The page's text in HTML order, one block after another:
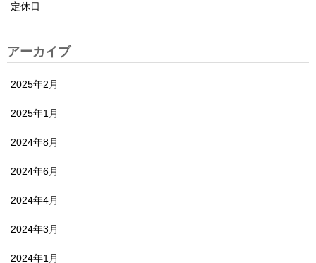
定休日
アーカイブ
2025年2月
2025年1月
2024年8月
2024年6月
2024年4月
2024年3月
2024年1月